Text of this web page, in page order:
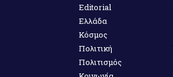
Editorial
Ελλάδα
Κόσμος
Πολιτική
Πολιτισμός